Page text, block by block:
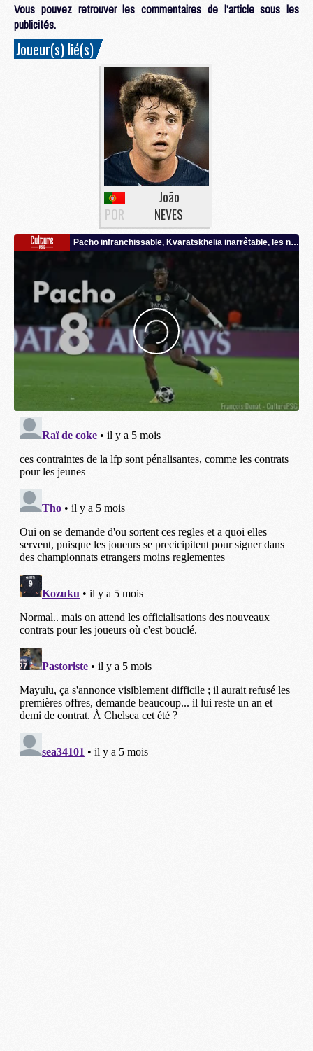
Vous pouvez retrouver les commentaires de l'article sous les
publicités.
Joueur(s) lié(s)
POR
João
NEVES